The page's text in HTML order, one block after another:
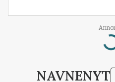
NAVNENYT